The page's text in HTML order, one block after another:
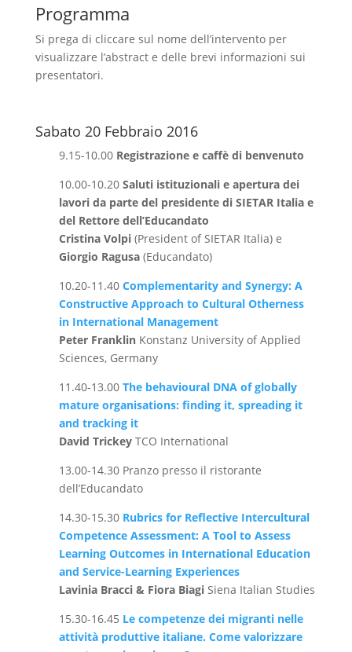
Programma
Si prega di cliccare sul nome dell’intervento per
visualizzare l’abstract e delle brevi informazioni sui
presentatori.
Sabato 20 Febbraio 2016
9.15-10.00 Registrazione e caffè di benvenuto
10.00-10.20 Saluti istituzionali e apertura dei
lavori da parte del presidente di SIETAR Italia e
del Rettore dell’Educandato
Cristina Volpi (President of SIETAR Italia) e
Giorgio Ragusa (Educandato)
10.20-11.40 Complementarity and Synergy: A
Constructive Approach to Cultural Otherness
in International Management
Peter Franklin Konstanz University of Applied
Sciences, Germany
11.40-13.00 The behavioural DNA of globally
mature organisations: finding it, spreading it
and tracking it
David Trickey TCO International
13.00-14.30 Pranzo presso il ristorante
dell’Educandato
14.30-15.30 Rubrics for Reflective Intercultural
Competence Assessment: A Tool to Assess
Learning Outcomes in International Education
and Service-Learning Experiences
Lavinia Bracci & Fiora Biagi Siena Italian Studies
15.30-16.45 Le competenze dei migranti nelle
attività produttive italiane. Come valorizzare